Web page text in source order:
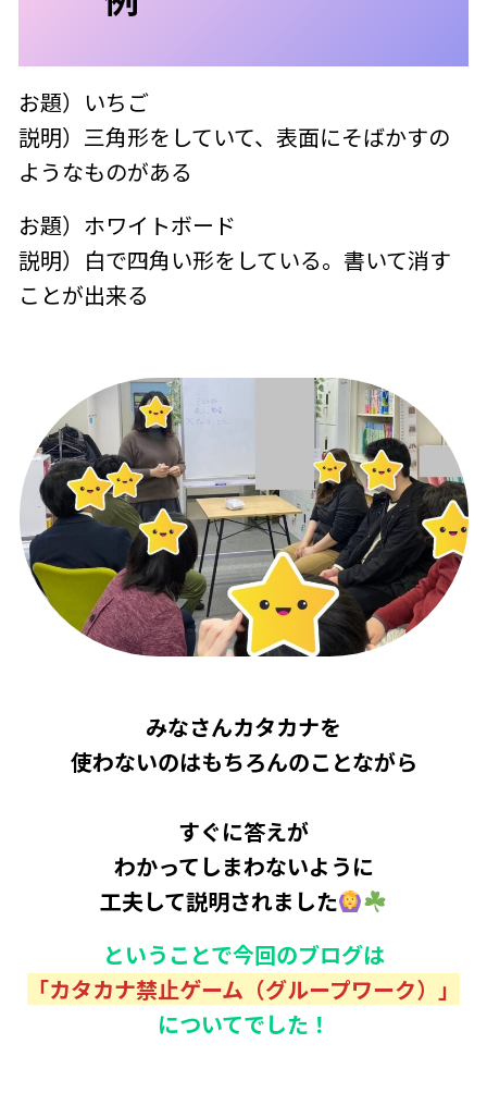
お題）いちご
説明）三角形をしていて、表面にそばかすの
ようなものがある
お題）ホワイトボード
説明）白で四角い形をしている。書いて消す
ことが出来る
みなさんカタカナを
使わないのはもちろんのことながら
すぐに答えが
わかってしまわないように
工夫して説明されました
ということで今回のブログは
「カタカナ禁止ゲーム（グループワーク）」
についてでした！